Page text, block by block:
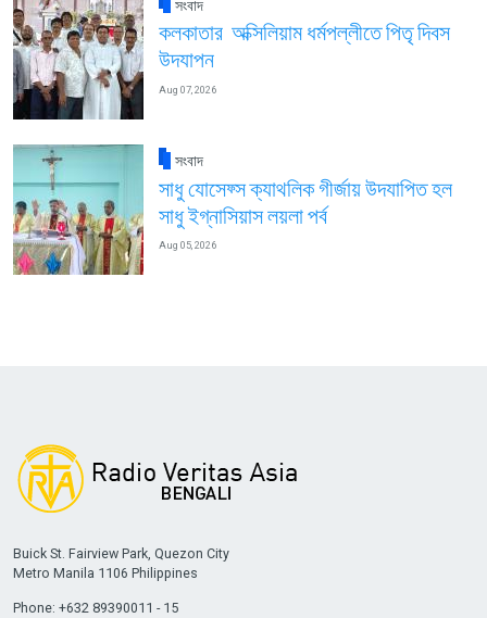
সংবাদ
কলকাতার অক্সিলিয়াম ধর্মপল্লীতে পিতৃ দিবস
উদযাপন
Aug 07, 2026
সংবাদ
সাধু যোসেফ্স ক্যাথলিক গীর্জায় উদযাপিত হল
সাধু ইগ্নাসিয়াস লয়লা পর্ব
Aug 05, 2026
Buick St. Fairview Park, Quezon City
Metro Manila 1106 Philippines
Phone: +632 89390011 - 15